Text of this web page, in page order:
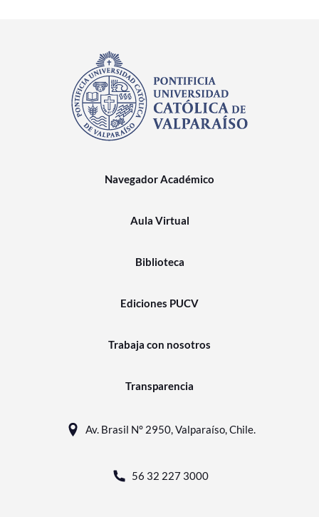
Navegador Académico
Aula Virtual
Biblioteca
Ediciones PUCV
Trabaja con nosotros
Transparencia
Av. Brasil N° 2950, Valparaíso, Chile.
56 32 227 3000